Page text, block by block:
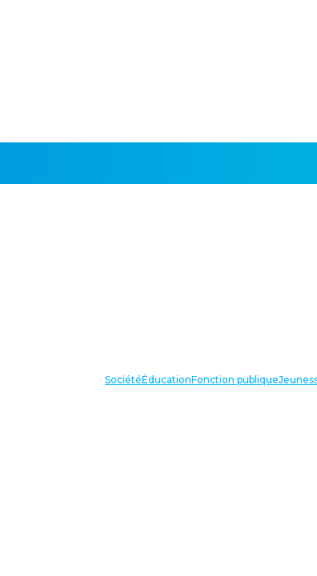
SociétéÉducationFonction publique